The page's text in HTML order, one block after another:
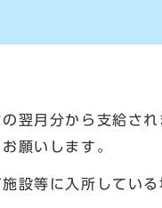
翌月分から支給さ
願いします。
設等に入所してい